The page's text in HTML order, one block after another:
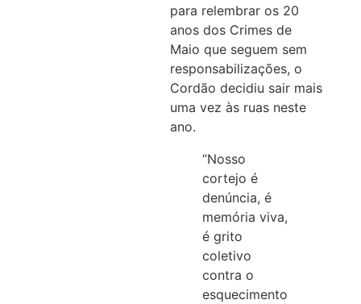
para relembrar os 20
anos dos Crimes de
Maio que seguem sem
responsabilizações, o
Cordão decidiu sair mais
uma vez às ruas neste
ano.
“Nosso
cortejo é
denúncia, é
memória viva,
é grito
coletivo
contra o
esquecimento